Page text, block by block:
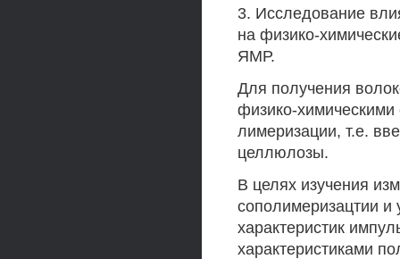
3. Исследование
на физико-
ЯМР.
Для получения
физико-химическими
лимеризации, т.е.
целлюлозы.
В целях изучения
сополимеризацтии и
характеристик
характеристиками